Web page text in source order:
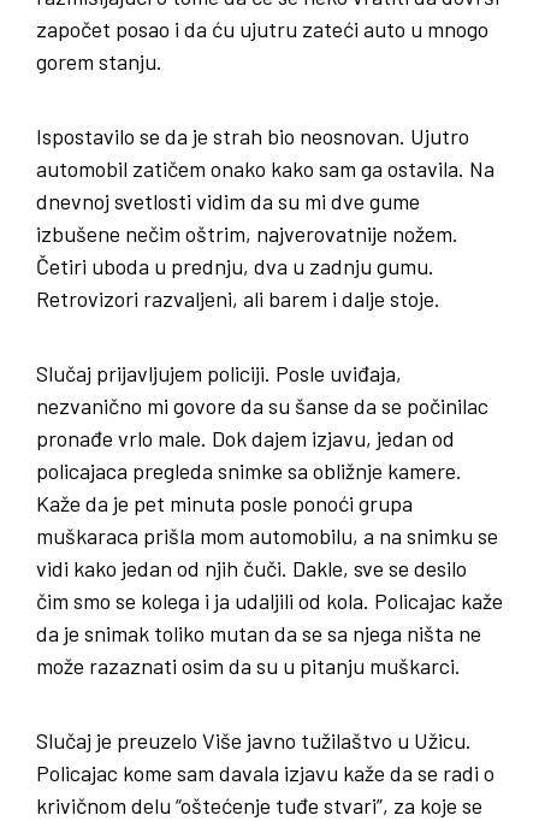
započet posao i da ću ujutru zateći auto u mnogo
gorem stanju.
Ispostavilo se da je strah bio neosnovan. Ujutro
automobil zatičem onako kako sam ga ostavila. Na
dnevnoj svetlosti vidim da su mi dve gume
izbušene nečim oštrim, najverovatnije nožem.
Četiri uboda u prednju, dva u zadnju gumu.
Retrovizori razvaljeni, ali barem i dalje stoje.
Slučaj prijavljujem policiji. Posle uviđaja,
nezvanično mi govore da su šanse da se počinilac
pronađe vrlo male. Dok dajem izjavu, jedan od
policajaca pregleda snimke sa obližnje kamere.
Kaže da je pet minuta posle ponoći grupa
muškaraca prišla mom automobilu, a na snimku se
vidi kako jedan od njih čuči. Dakle, sve se desilo
čim smo se kolega i ja udaljili od kola. Policajac kaže
da je snimak toliko mutan da se sa njega ništa ne
može razaznati osim da su u pitanju muškarci.
Slučaj je preuzelo Više javno tužilaštvo u Užicu.
Policajac kome sam davala izjavu kaže da se radi o
krivičnom delu “oštećenje tuđe stvari”, za koje se